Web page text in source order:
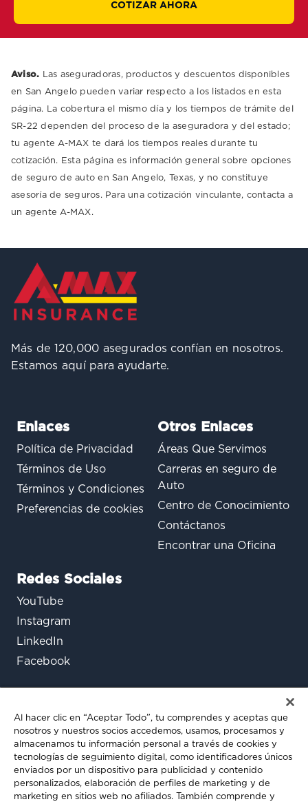
COTIZAR AHORA
Aviso. Las aseguradoras, productos y descuentos disponibles
en San Angelo pueden variar respecto a los listados en esta
página. La cobertura el mismo día y los tiempos de trámite del
SR-22 dependen del proceso de la aseguradora y del estado;
tu agente A-MAX te dará los tiempos reales durante tu
cotización. Esta página es información general sobre opciones
de seguro de auto en San Angelo, Texas, y no constituye
asesoría de seguros. Para una cotización vinculante, contacta a
un agente A-MAX.
Más de 120,000 asegurados confían en nosotros.
Estamos aquí para ayudarte.
Enlaces
Política de Privacidad
Términos de Uso
Términos y Condiciones
Preferencias de cookies
Otros Enlaces
Áreas Que Servimos
Carreras en seguro de
Auto
Centro de Conocimiento
Contáctanos
Encontrar una Oficina
Redes Sociales
YouTube
Instagram
LinkedIn
Facebook
¿Aún tienes preguntas?
Chatea con nosotros
Al hacer clic en “Aceptar Todo”, tu comprendes y aceptas que
nosotros y nuestros socios accedemos, usamos, procesamos y
almacenamos tu información personal a través de cookies y
tecnologías de seguimiento digital, como identificadores únicos
enviados por un dispositivo para publicidad y contenido
personalizados, elaboración de perfiles de marketing y de
marketing en sitios web no afiliados. También comprende y